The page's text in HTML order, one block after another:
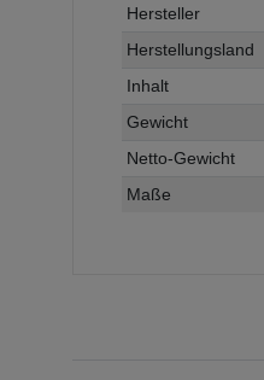
Hersteller
Herstellungsland
Inhalt
Gewicht
Netto-Gewicht
Maße